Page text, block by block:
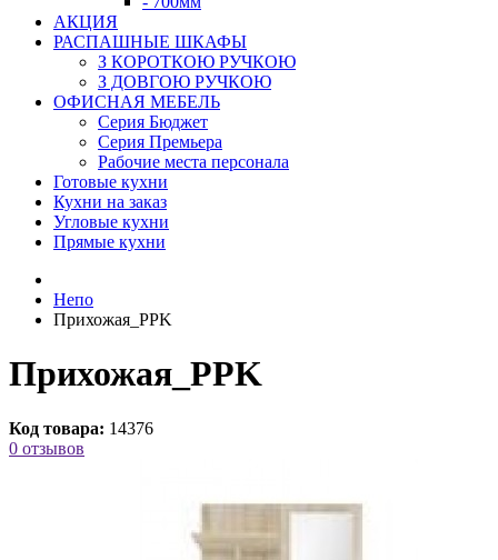
АКЦИЯ
РАСПАШНЫЕ ШКАФЫ
З КОРОТКОЮ РУЧКОЮ
З ДОВГОЮ РУЧКОЮ
ОФИСНАЯ МЕБЕЛЬ
Серия Бюджет
Серия Премьера
Рабочие места персонала
Готовые кухни
Кухни на заказ
Угловые кухни
Прямые кухни
Непо
Прихожая_PPK
Прихожая_PPK
Код товара: 14376
0 отзывов